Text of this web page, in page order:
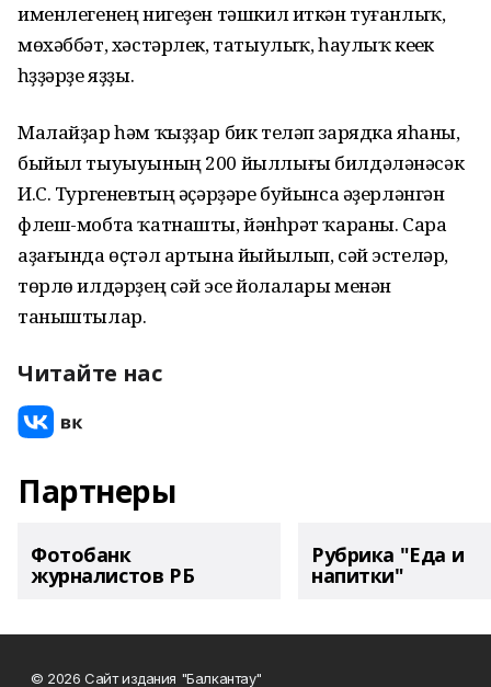
именлегенең нигеҙен тәшкил иткән туғанлыҡ,
мөхәббәт, хәстәрлек, татыулыҡ, һаулыҡ кеүек
һүҙҙәрҙе яҙҙы.
Малайҙар һәм ҡыҙҙар бик теләп зарядка яһаны,
быйыл тыуыуының 200 йыллығы билдәләнәсәк
И.С. Тургеневтың әҫәрҙәре буйынса әҙерләнгән
флеш-мобта ҡатнашты, йәнһүрәт ҡараны. Сара
аҙағында өҫтәл артына йыйылып, сәй эстеләр,
төрлө илдәрҙең сәй эсеү йолалары менән
таныштылар.
Читайте нас
Партнеры
Фотобанк
журналистов РБ
Рубрика "Еда и
напитки"
© 2026 Сайт издания "Балкантау"